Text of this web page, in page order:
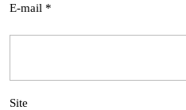
E-mail *
Site